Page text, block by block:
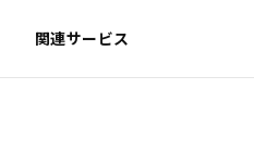
関連サービス